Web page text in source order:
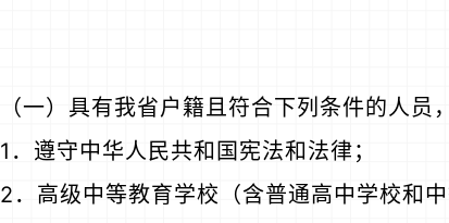
（一）具有我省户籍且符合下列条件的人员
1．遵守中华人民共和国宪法和法律；
2．高级中等教育学校（含普通高中学校和